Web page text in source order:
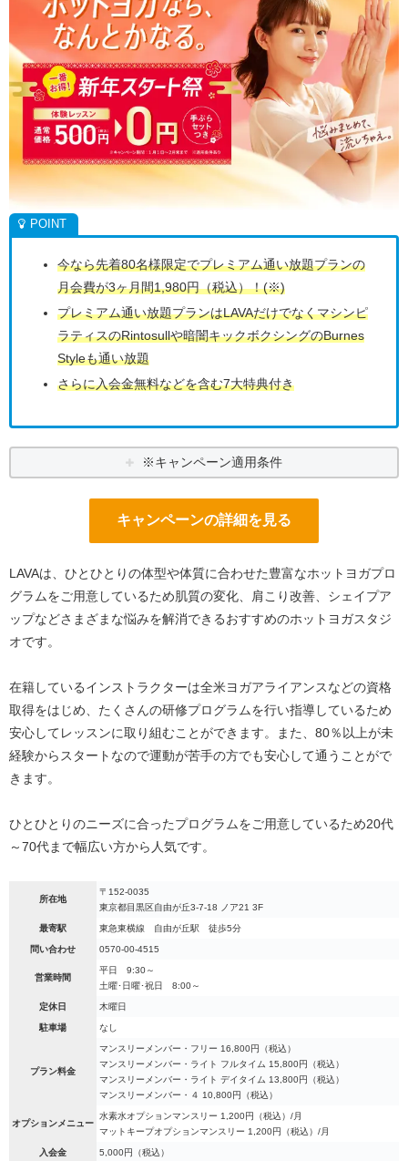
今なら先着80名様限定でプレミアム通い放題プランの
月会費が3ヶ月間1,980円（税込）！(※)
プレミアム通い放題プランはLAVAだけでなくマシンピ
ラティスのRintosullや暗闇キックボクシングのBurnes
Styleも通い放題
さらに入会金無料などを含む7大特典付き
※キャンペーン適用条件
キャンペーンの詳細を見る
LAVAは、ひとひとりの体型や体質に合わせた豊富なホットヨガプロ
グラムをご用意しているため肌質の変化、肩こり改善、シェイプア
ップなどさまざまな悩みを解消できるおすすめのホットヨガスタジ
オです。
在籍しているインストラクターは全米ヨガアライアンスなどの資格
取得をはじめ、たくさんの研修プログラムを行い指導しているため
安心してレッスンに取り組むことができます。また、80％以上が未
経験からスタートなので運動が苦手の方でも安心して通うことがで
きます。
ひとひとりのニーズに合ったプログラムをご用意しているため20代
～70代まで幅広い方から人気です。
所在地
〒152-0035
東京都目黒区自由が丘3-7-18 ノア21 3F
最寄駅 東急東横線 自由が丘駅 徒歩5分
問い合わせ 0570-00-4515
営業時間
平日 9:30～
土曜･日曜･祝日 8:00～
定休日 木曜日
駐車場 なし
プラン料金
マンスリーメンバー・フリー 16,800円（税込）
マンスリーメンバー・ライト フルタイム 15,800円（税込）
マンスリーメンバー・ライト デイタイム 13,800円（税込）
マンスリーメンバー・４ 10,800円（税込）
オプションメニュー
水素水オプションマンスリー 1,200円（税込）/月
マットキープオプションマンスリー 1,200円（税込）/月
入会金 5,000円（税込）